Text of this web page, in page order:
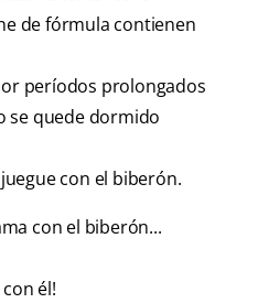
de fórmula contienen
períodos prolongados
se quede dormido
con el biberón.
con el biberón...
él!